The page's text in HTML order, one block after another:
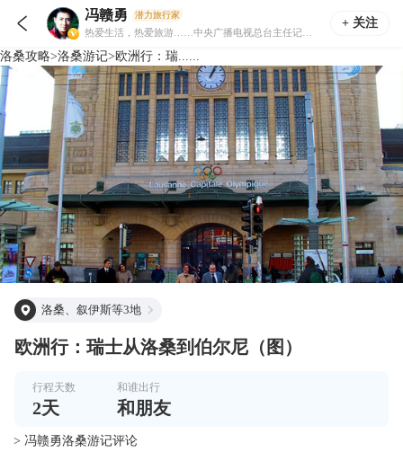
 冯赣勇 潜力旅行家
+ 关注
洛桑攻略>洛桑游记>欧洲行：瑞......
洛桑、叙伊斯等3地
欧洲行：瑞士从洛桑到伯尔尼（图）
行程天数
2天
和谁出行
和朋友
> 冯赣勇洛桑游记评论